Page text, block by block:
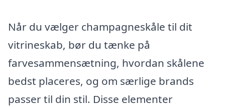
Når du vælger champagneskåle til dit
vitrineskab, bør du tænke på
farvesammensætning, hvordan skålene
bedst placeres, og om særlige brands
passer til din stil. Disse elementer